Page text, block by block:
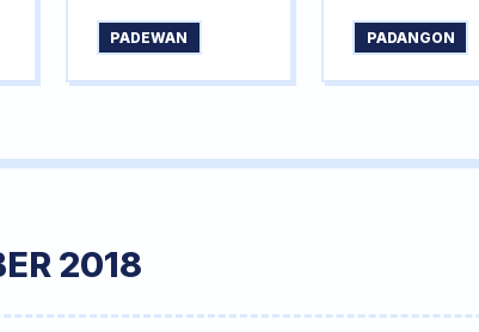
PADEWAN PADANGON
2018